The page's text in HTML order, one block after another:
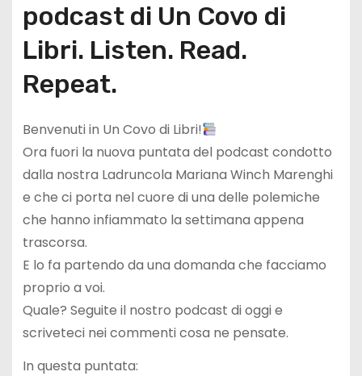
podcast di Un Covo di
Libri. Listen. Read.
Repeat.
Benvenuti in Un Covo di Libri!
Ora fuori la nuova puntata del podcast condotto
dalla nostra Ladruncola Mariana Winch Marenghi
e che ci porta nel cuore di una delle polemiche
che hanno infiammato la settimana appena
trascorsa.
E lo fa partendo da una domanda che facciamo
proprio a voi.
Quale? Seguite il nostro podcast di oggi e
scriveteci nei commenti cosa ne pensate.
In questa puntata: